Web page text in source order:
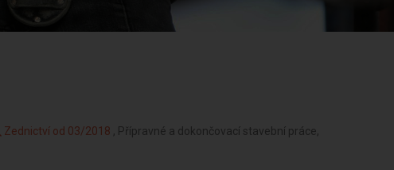
Zednictví od 03/2018 , Přípravné a dokončovací stavební práce,